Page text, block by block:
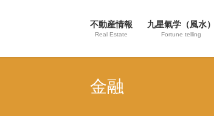
不動産情報
Real Estate
九星氣学（風水）
Fortune telling
金融